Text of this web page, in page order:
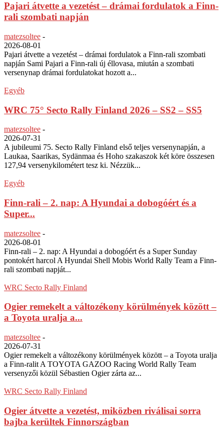
Pajari átvette a vezetést – drámai fordulatok a Finn-
rali szombati napján
matezsoltee -
2026-08-01
Pajari átvette a vezetést – drámai fordulatok a Finn-rali szombati
napján Sami Pajari a Finn-rali új éllovasa, miután a szombati
versenynap drámai fordulatokat hozott a...
Egyéb
WRC 75° Secto Rally Finland 2026 – SS2 – SS5
matezsoltee -
2026-07-31
A jubileumi 75. Secto Rally Finland első teljes versenynapján, a
Laukaa, Saarikas, Sydänmaa és Hoho szakaszok két köre összesen
127,94 versenykilométert tesz ki. Nézzük...
Egyéb
Finn-rali – 2. nap: A Hyundai a dobogóért és a
Super...
matezsoltee -
2026-08-01
Finn-rali – 2. nap: A Hyundai a dobogóért és a Super Sunday
pontokért harcol A Hyundai Shell Mobis World Rally Team a Finn-
rali szombati napját...
WRC Secto Rally Finland
Ogier remekelt a változékony körülmények között –
a Toyota uralja a...
matezsoltee -
2026-07-31
Ogier remekelt a változékony körülmények között – a Toyota uralja
a Finn-ralit A TOYOTA GAZOO Racing World Rally Team
versenyzői közül Sébastien Ogier zárta az...
WRC Secto Rally Finland
Ogier átvette a vezetést, miközben riválisai sorra
bajba kerültek Finnországban